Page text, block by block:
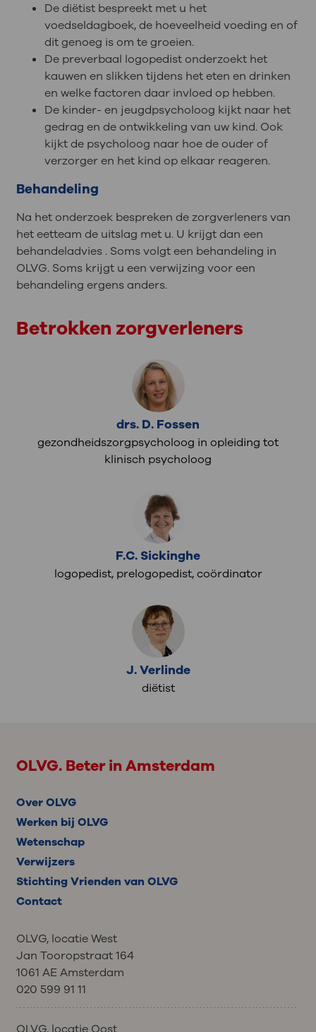
De diëtist bespreekt met u het
voedseldagboek, de hoeveelheid voeding en of
dit genoeg is om te groeien.
De preverbaal logopedist onderzoekt het
kauwen en slikken tijdens het eten en drinken
en welke factoren daar invloed op hebben.
De kinder- en jeugdpsycholoog kijkt naar het
gedrag en de ontwikkeling van uw kind. Ook
kijkt de psycholoog naar hoe de ouder of
verzorger en het kind op elkaar reageren.
Behandeling
Na het onderzoek bespreken de zorgverleners van
het eetteam de uitslag met u. U krijgt dan een
behandeladvies . Soms volgt een behandeling in
OLVG. Soms krijgt u een verwijzing voor een
behandeling ergens anders.
Betrokken zorgverleners
drs. D. Fossen
gezondheidszorgpsycholoog in opleiding tot
klinisch psycholoog
F.C. Sickinghe
logopedist, prelogopedist, coördinator
J. Verlinde
diëtist
OLVG. Beter in Amsterdam
Over OLVG
Werken bij OLVG
Wetenschap
Verwijzers
Stichting Vrienden van OLVG
Contact
OLVG, locatie West
Jan Tooropstraat 164
1061 AE Amsterdam
020 599 91 11